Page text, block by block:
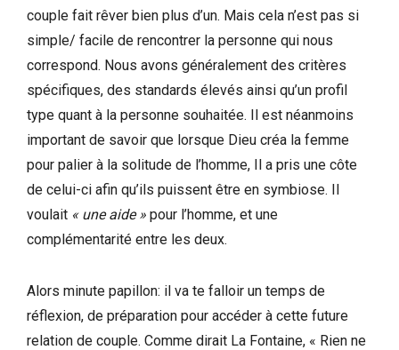
couple fait rêver bien plus d’un. Mais cela n’est pas si
simple/ facile de rencontrer la personne qui nous
correspond. Nous avons généralement des critères
spécifiques, des standards élevés ainsi qu’un profil
type quant à la personne souhaitée. Il est néanmoins
important de savoir que lorsque Dieu créa la femme
pour palier à la solitude de l’homme, Il a pris une côte
de celui-ci afin qu’ils puissent être en symbiose. Il
voulait « une aide » pour l’homme, et une
complémentarité entre les deux.
Alors minute papillon: il va te falloir un temps de
réflexion, de préparation pour accéder à cette future
relation de couple. Comme dirait La Fontaine, « Rien ne